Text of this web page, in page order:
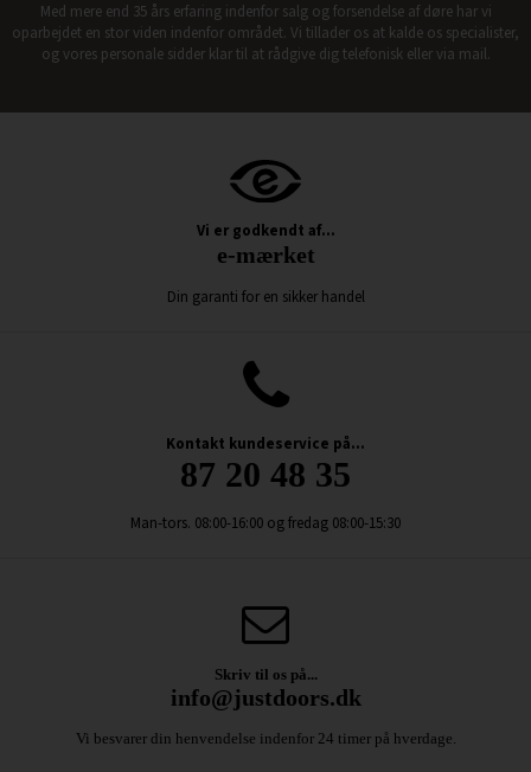
Med mere end 35 års erfaring indenfor salg og forsendelse af døre har vi
oparbejdet en stor viden indenfor området. Vi tillader os at kalde os specialister,
og vores personale sidder klar til at rådgive dig telefonisk eller via mail.
Vi er godkendt af...
e-mærket
Din garanti for en sikker handel
Kontakt kundeservice på...
87 20 48 35
Man-tors. 08:00-16:00 og fredag 08:00-15:30
Skriv til os på...
info@justdoors.dk
Vi besvarer din henvendelse indenfor 24 timer på hverdage.